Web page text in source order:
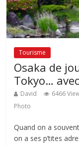
Tourisme
Osaka de
Tokyo…
David 6466
Photo
Quand on a
on a ses p’tites